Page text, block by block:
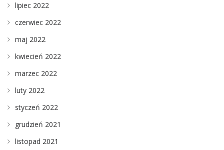
lipiec 2022
czerwiec 2022
maj 2022
kwiecień 2022
marzec 2022
luty 2022
styczeń 2022
grudzień 2021
listopad 2021